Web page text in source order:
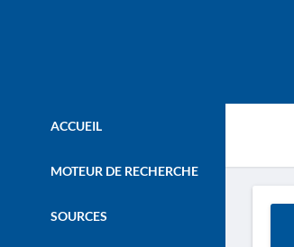
ACCUEIL
MOTEUR DE RECHERCHE
SOURCES